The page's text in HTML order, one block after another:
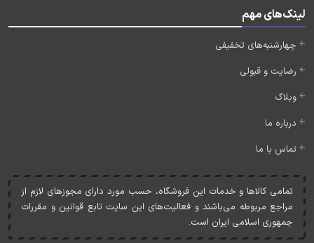
لینک‌های مهم
چهارشنبه‌های تخفیفی
رضایت و قبولی
وبلاگ
درباره ما
تماس با ما
تمامی کالاها و خدمات اين فروشگاه، حسب مورد دارای مجوزهای لازم از
مراجع مربوطه می‌باشند و فعاليت‌های اين سايت تابع قوانين و مقررات
جمهوری اسلامی ايران است.